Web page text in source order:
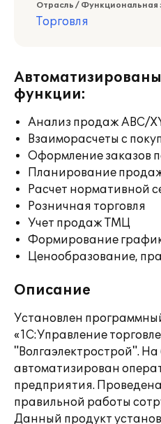
Отрасль / Функциональная
Торговля
функции:
Анализ продаж ABC/
Взаиморасчеты с
Оформление заказов
Планирование
Расчет нормативной
Розничная торговля
Учет продаж ТМЦ
Формирование
Ценообразование,
Описание
Установлен
«1С:Управление
"Волгаэлектрострой".
автоматизирован
предприятия.
правильной работы
Данный продукт